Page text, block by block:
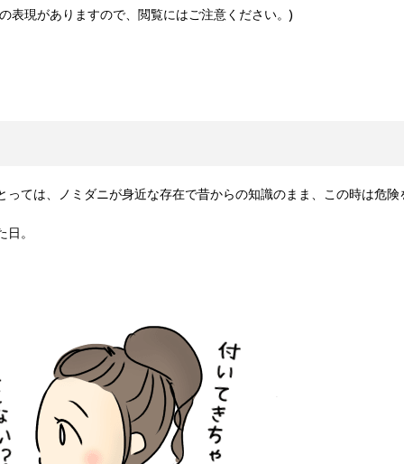
表現がありますので、閲覧にはご注意ください。)
っては、ノミダニが身近な存在で昔からの知識のまま、この時は危
。